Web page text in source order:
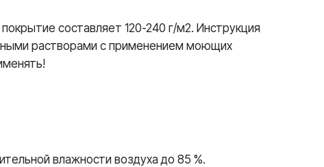
составляет 120-240 г/м2. Инструкция
растворами с применением моющих
влажности воздуха до 85 %.